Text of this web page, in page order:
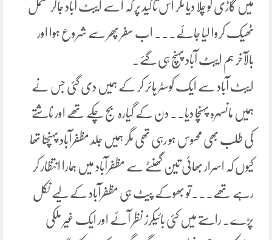
میں گاڑی کو چلا دیا مگر اس تاکید پر کہ اسے ایبٹ آباد جاکر مکمل
ٹھیک کروا لیا جائے۔۔۔ اب سفر پھر سے شروع ہوا اور
بالآخر ہم ایبٹ آباد پہنچ ہی گئے۔
ایبٹ آباد سے ایک کوسٹر ہائر کر کے ہمیں دی گئی جس نے
ہمیں مانسہرہ پہنچا دیا۔۔ دن کے گیارہ بج چکے تھے اور ناشتے
کی طلب بھی محسوس ہو رہی تھی مگر ہمیں جلد مظفرآباد پہنچنا تھا
کیوں‌ کہ اسرار بھائی تین گھنٹے سے مظفرآباد میں ہمارا انتظار کر
رہے تھے۔۔۔تو بھوکے پیٹ ہی مظفرآباد کے لیے نکل
پڑے. راستے میں کئی بائیکرز نظر آئے اور ایک غیر ملکی